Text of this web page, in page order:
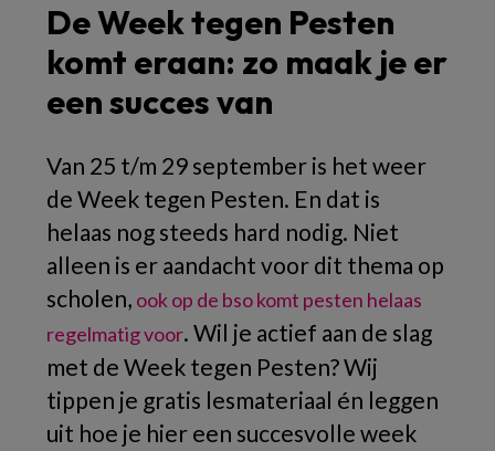
De Week tegen Pesten
komt eraan: zo maak je er
een succes van
Van 25 t/m 29 september is het weer
de Week tegen Pesten. En dat is
helaas nog steeds hard nodig. Niet
alleen is er aandacht voor dit thema op
scholen, ook op de bso komt pesten helaas
regelmatig voor. Wil je actief aan de slag
met de Week tegen Pesten? Wij
tippen je gratis lesmateriaal én leggen
uit hoe je hier een succesvolle week